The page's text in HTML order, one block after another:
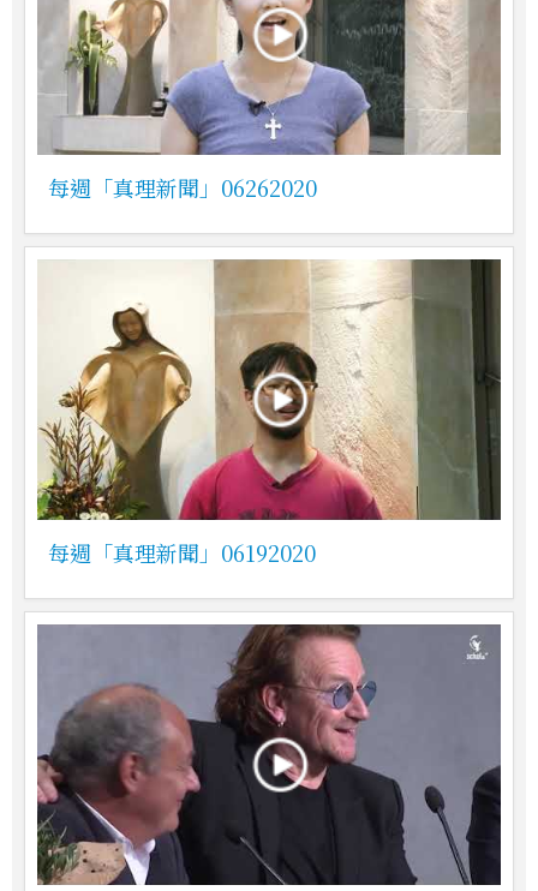
每週「真理新聞」06262020
每週「真理新聞」06192020